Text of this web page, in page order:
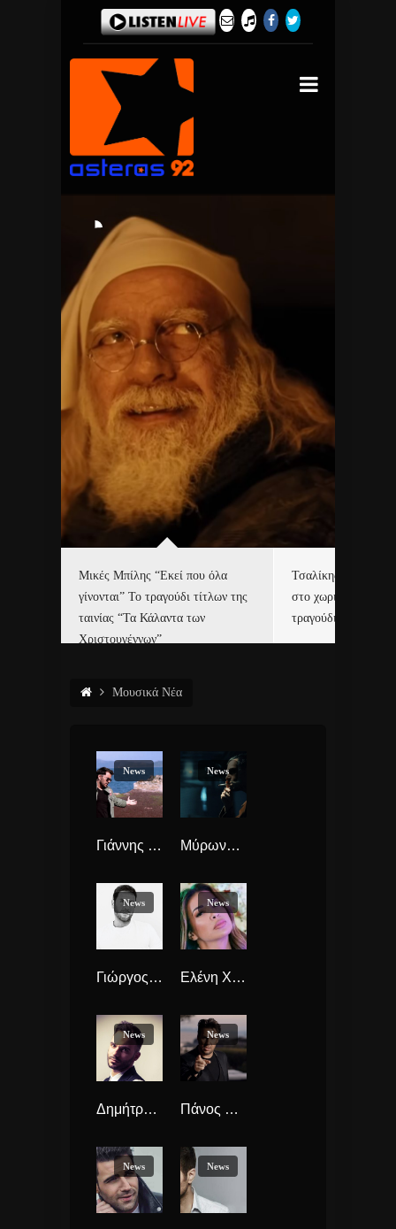
Μικές Μπίλης “Εκεί που όλα
γίνονται” Το τραγούδι τίτλων της
ταινίας “Τα Κάλαντα των
Χριστουγέννων”
Τσαλίκης,
στο χωριό του Άι
τραγούδι και video
Μουσικά Νέα
News
Γιάννης Τόλμης “Έρωτας Είναι” νέο Τραγούδι.
News
Μύρωνας Στρατής “Δεν Είναι Έτσι η Αγάπη” νέο video clip. Σε ρόλο Δρ. Φρανκεστάιν ο Μύρωνας
News
Γιώργος Μαζωνάκης “Οινόπνευμα Φτηνό” κυκλοφορεί το single.
News
Ελένη Χατζίδου “Η Μικρή Ελένη” ολοκαίνουργιο hit-single
News
Δημήτρης Καραδήμος “Αδιαφορώ” νέο Τραγούδι
News
Πάνος Κιάμος “Σκανδαλο” Νέο Τραγούδι που παρά τα πολλά του “μη”, πάει καλά.
News News